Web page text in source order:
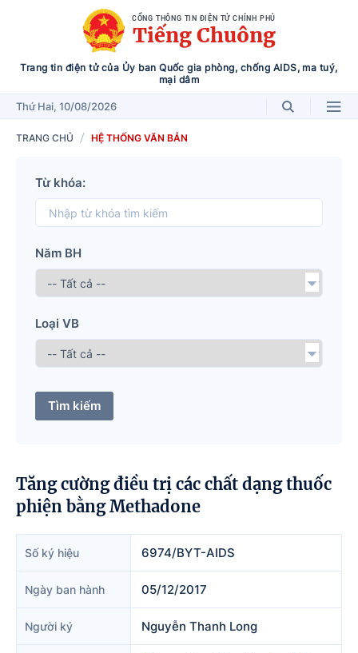
CỔNG THÔNG TIN ĐIỆN TỬ CHÍNH PHỦ
Tiếng Chuông
Trang tin điện tử của Ủy ban Quốc gia phòng, chống AIDS, ma tuý,
mại dâm
Thứ Hai, 10/08/2026
TRANG CHỦ HỆ THỐNG VĂN BẢN
Từ khóa:
Năm BH
Loại VB
Tìm kiếm
Tăng cường điều trị các chất dạng thuốc
phiện bằng Methadone
Số ký hiệu 6974/BYT-AIDS
Ngày ban hành 05/12/2017
Người ký Nguyễn Thanh Long